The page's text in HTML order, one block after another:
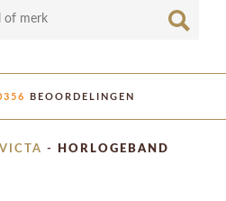
SHOWROOM IN
-
HORLOGEBAND